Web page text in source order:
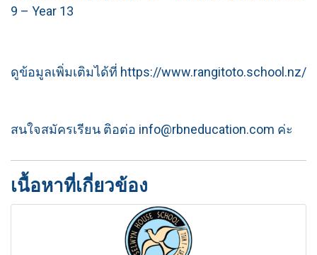
9 – Year 13
ดูข้อมูลเพิ่มเติมได้ที่ https://www.rangitoto.school.nz/
สนใจสมัครเรียน ติอต่อ info@rbneducation.com ค่ะ
เนื้อหาที่เกี่ยวข้อง